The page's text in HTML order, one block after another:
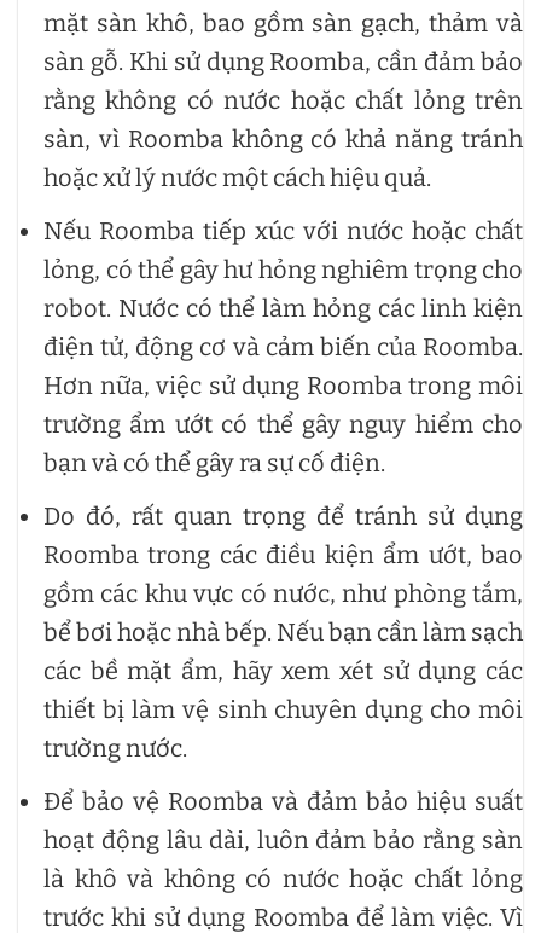
mặt sàn khô, bao gồm sàn gạch, thảm và
sàn gỗ. Khi sử dụng Roomba, cần đảm bảo
rằng không có nước hoặc chất lỏng trên
sàn, vì Roomba không có khả năng tránh
hoặc xử lý nước một cách hiệu quả.
Nếu Roomba tiếp xúc với nước hoặc chất
lỏng, có thể gây hư hỏng nghiêm trọng cho
robot. Nước có thể làm hỏng các linh kiện
điện tử, động cơ và cảm biến của Roomba.
Hơn nữa, việc sử dụng Roomba trong môi
trường ẩm ướt có thể gây nguy hiểm cho
bạn và có thể gây ra sự cố điện.
Do đó, rất quan trọng để tránh sử dụng
Roomba trong các điều kiện ẩm ướt, bao
gồm các khu vực có nước, như phòng tắm,
bể bơi hoặc nhà bếp. Nếu bạn cần làm sạch
các bề mặt ẩm, hãy xem xét sử dụng các
thiết bị làm vệ sinh chuyên dụng cho môi
trường nước.
Để bảo vệ Roomba và đảm bảo hiệu suất
hoạt động lâu dài, luôn đảm bảo rằng sàn
là khô và không có nước hoặc chất lỏng
trước khi sử dụng Roomba để làm việc. Vì